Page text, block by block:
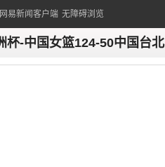
易新闻客户端 无障碍浏览
杯-中国女篮124-50中国台北